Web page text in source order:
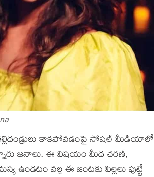
త‌ల్లిదండ్రులు కాక‌పోవ‌డంపై సోష‌ల్ మీడియాలో
జ‌నాలు. ఈ విష‌యం మీద చ‌ర‌ణ్‌,
వ‌ల్ల ఈ జంట‌కు పిల్ల‌లు పుట్టే